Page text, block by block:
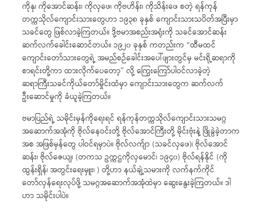
ကိုနု၊ ကိုအောင်ဆန်း၊ ကိုလှဖေ၊ ကိုဗဟိန်း၊ ကိုသိန်းဖေ စတဲ့ ရန်ကုန်
တက္ကသိုလ်ကျောင်းသားတွေဟာ ၁၉၃၈ ခုနှစ် ကျောင်းသားသပိတ်အပြီးမှာ
သခင်တွေ ဖြစ်လာခဲ့ကြတယ်။ ဒို့ဗမာအစည်းအရုံးကို သခင်အောင်ဆန်း
ဆက်လက်ခေါင်းဆောင်တယ်။ ၁၉၂၀ ခုနှစ် ကတည်းက “ထီမထင်
ကျောင်းတော်သားတွေရဲ့ အမည်စဉ်ခေါင်းအပေါ်ဖျားတွင်မှ မင်းရို့ဆရာကို
စာရင်းတို့ကာ ထားလိုက်ပေတော့” လို့ ကြွေးကြော်ပါဝင်လာခဲ့တဲ့
ဆရာကြီးသခင်ကိုယ်တော်မှိုင်းထံမှာ ကျောင်းသားတွေက ဆက်လက်
ဦးဆောင်မှုကို ခံယူခဲ့ကြတယ်။
ဗမာပြည်ရဲ့ သမိုင်းမှန်ကိုရေးရင် ရန်ကုန်တက္ကသိုလ်ကျောင်းသားသမဂ္ဂ
အဆောက်အအုံကို ဗိုလ်နေဝင်းတို့ ဗိုလ်အောင်ကြီးတို့ မိုင်းဗုံးနဲ့ ဖြိုခွဲခဲ့တာက
အစ အဖြစ်မှန်တွေ ပါဝင်ရမှာပဲ။ ဗိုလ်လက်ျာ (သခင်လှဖေ)၊ ဗိုလ်အောင်
ဆန်း၊ ဗိုလ်ဇေယျ၊ (တကသ ဥက္ကဌကိုလှမောင်၊ ၁၉၄၀) ဗိုလ်ရန်နိုင် (ကို
ထွန်းရှိန်၊ အတွင်းရေးမှူး၊ ) တို့ဟာ နယ်ချဲ့သမားကို လက်နက်ကိုင်
တော်လှန်ရေးလုပ်ဖို့ သမဂ္ဂအဆောက်အအုံထဲမှာ ဆွေးနွေးခဲ့ကြတယ်။ ဒါ
ဟာ သမိုင်းပါပဲ။